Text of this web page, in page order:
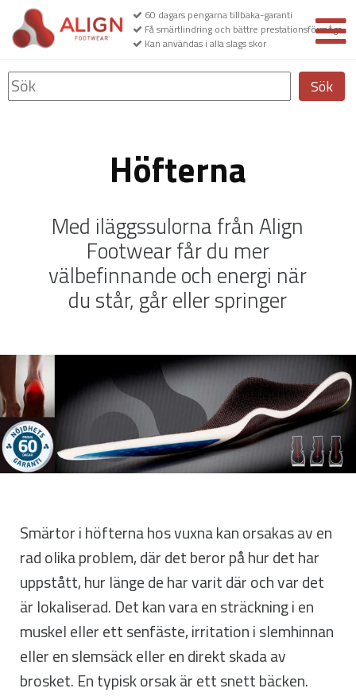
60 dagars pengarna tillbaka-garanti
Få smärtlindring och bättre prestationsförmåga
Kan användas i alla slags skor
Sök
Höfterna
Med iläggssulorna från Align
Footwear får du mer
välbefinnande och energi när
du står, går eller springer
Smärtor i höfterna hos vuxna kan orsakas av en
rad olika problem, där det beror på hur det har
uppstått, hur länge de har varit där och var det
är lokaliserad. Det kan vara en sträckning i en
muskel eller ett senfäste, irritation i slemhinnan
eller en slemsäck eller en direkt skada av
brosket. En typisk orsak är ett snett bäcken.